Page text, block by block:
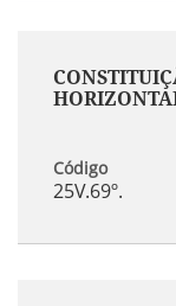
Código
25V.69º.